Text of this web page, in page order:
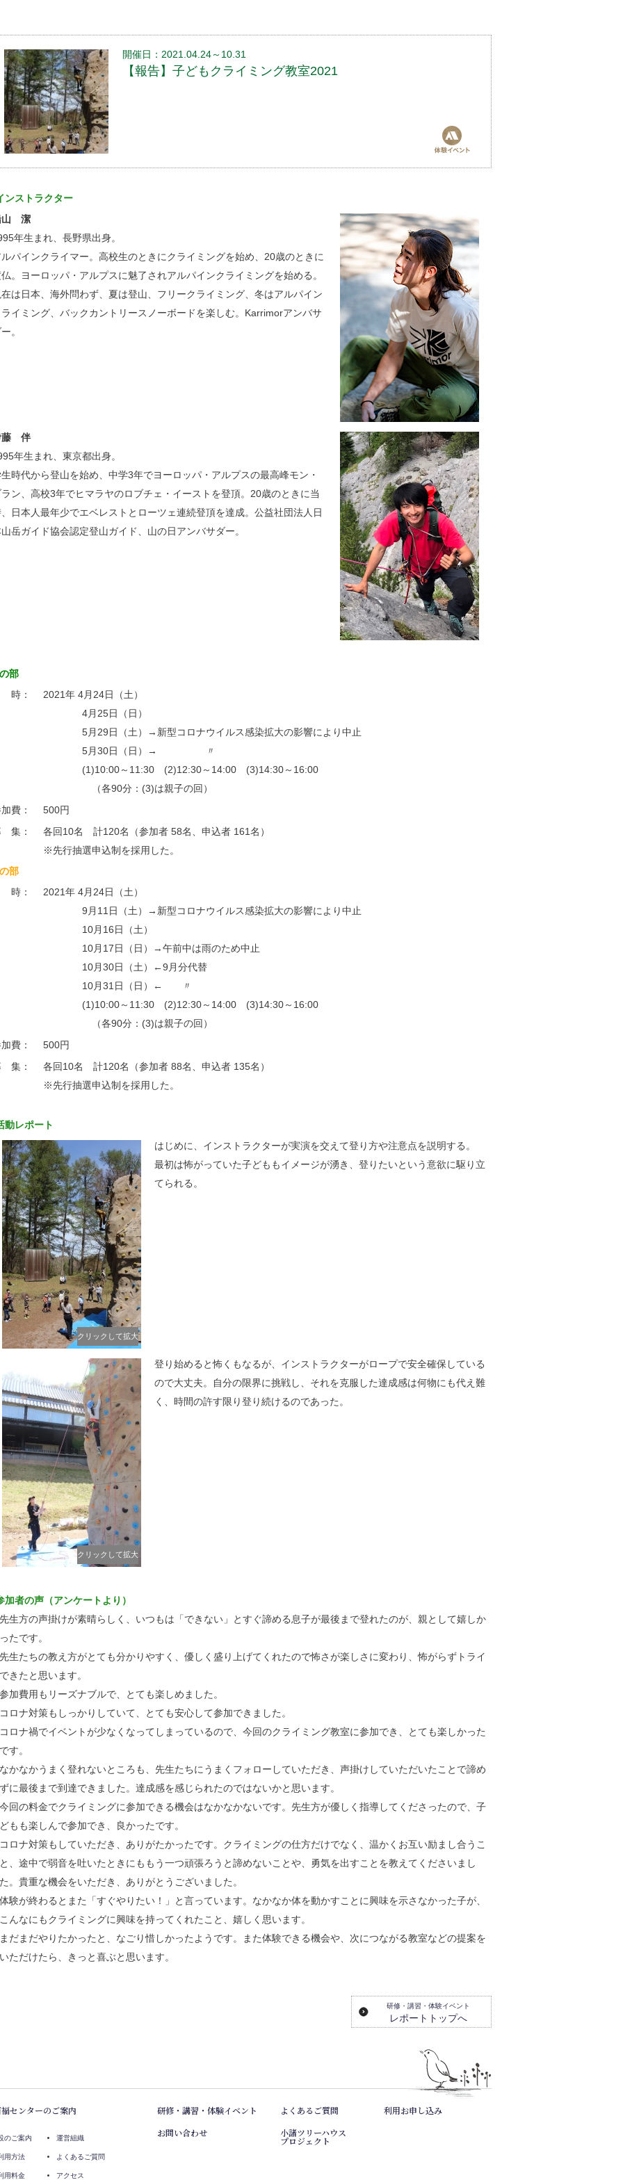
開催日：2021.04.24～10.31
【報告】子どもクライミング教室2021
ンストラクター
山 潔
年生まれ、長野県出身。
パインクライマー。高校生のときにクライミングを始め、20歳のときに
。ヨーロッパ・アルプスに魅了されアルパインクライミングを始める。
は日本、海外問わず、夏は登山、フリークライミング、冬はアルパイン
イミング、バックカントリースノーボードを楽しむ。Karrimorアンバサ
。
藤 伴
年生まれ、東京都出身。
時代から登山を始め、中学3年でヨーロッパ・アルプスの最高峰モン・
ン、高校3年でヒマラヤのロブチェ・イーストを登頂。20歳のときに当
日本人最年少でエベレストとローツェ連続登頂を達成。公益社団法人日
岳ガイド協会認定登山ガイド、山の日アンバサダー。
部
時：
2021年 4月24日（土）
4月25日（日）
5月29日（土）→新型コロナウイルス感染拡大の影響により中止
5月30日（日）→ 〃
(1)10:00～11:30 (2)12:30～14:00 (3)14:30～16:00
（各90分：(3)は親子の回）
費：
500円
集：
各回10名 計120名（参加者 58名、申込者 161名）
※先行抽選申込制を採用した。
部
時：
2021年 4月24日（土）
9月11日（土）→新型コロナウイルス感染拡大の影響により中止
10月16日（土）
10月17日（日）→午前中は雨のため中止
10月30日（土）←9月分代替
10月31日（日）← 〃
(1)10:00～11:30 (2)12:30～14:00 (3)14:30～16:00
（各90分：(3)は親子の回）
費：
500円
集：
各回10名 計120名（参加者 88名、申込者 135名）
※先行抽選申込制を採用した。
動レポート
クリックして拡大
はじめに、インストラクターが実演を交えて登り方や注意点を説明する。
最初は怖がっていた子どももイメージが湧き、登りたいという意欲に駆り立
てられる。
クリックして拡大
登り始めると怖くもなるが、インストラクターがロープで安全確保している
ので大丈夫。自分の限界に挑戦し、それを克服した達成感は何物にも代え難
く、時間の許す限り登り続けるのであった。
加者の声（アンケートより）
先生方の声掛けが素晴らしく、いつもは「できない」とすぐ諦める息子が最後まで登れたのが、親として嬉しか
ったです。
先生たちの教え方がとても分かりやすく、優しく盛り上げてくれたので怖さが楽しさに変わり、怖がらずトライ
できたと思います。
参加費用もリーズナブルで、とても楽しめました。
コロナ対策もしっかりしていて、とても安心して参加できました。
コロナ禍でイベントが少なくなってしまっているので、今回のクライミング教室に参加でき、とても楽しかった
です。
なかなかうまく登れないところも、先生たちにうまくフォローしていただき、声掛けしていただいたことで諦め
ずに最後まで到達できました。達成感を感じられたのではないかと思います。
今回の料金でクライミングに参加できる機会はなかなかないです。先生方が優しく指導してくださったので、子
どもも楽しんで参加でき、良かったです。
コロナ対策もしていただき、ありがたかったです。クライミングの仕方だけでなく、温かくお互い励まし合うこ
と、途中で弱音を吐いたときにももう一つ頑張ろうと諦めないことや、勇気を出すことを教えてくださいまし
た。貴重な機会をいただき、ありがとうございました。
体験が終わるとまた「すぐやりたい！」と言っています。なかなか体を動かすことに興味を示さなかった子が、
こんなにもクライミングに興味を持ってくれたこと、嬉しく思います。
まだまだやりたかったと、なごり惜しかったようです。また体験できる機会や、次につながる教室などの提案を
いただけたら、きっと喜ぶと思います。
研修・講習・体験イベント
レポートトップへ
センターのご案内
のご案内
用方法
用料金
運営組織
よくあるご質問
アクセス
研修・講習・体験イベント よくあるご質問
利用お申し込み
お問い合わせ
小諸ツリーハウス
プロジェクト